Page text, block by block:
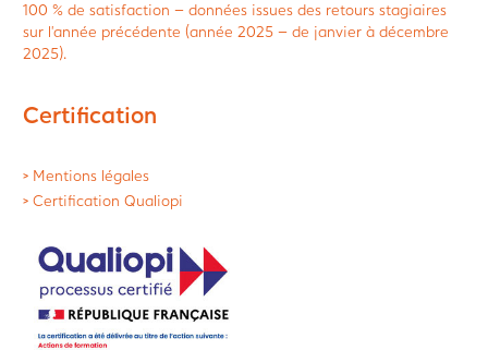
100 % de satisfaction – données issues des retours stagiaires
sur l’année précédente (année 2025 – de janvier à décembre
2025).
Certification
> Mentions légales
> Certification Qualiopi